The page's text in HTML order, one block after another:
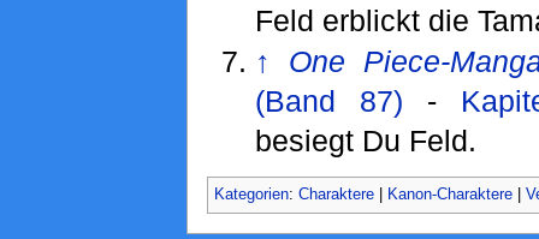
Feld erblickt die
↑
One Piece-
(Band 87) -
besiegt Du Feld.
Kategorien: Charaktere| Kanon-Charaktere|